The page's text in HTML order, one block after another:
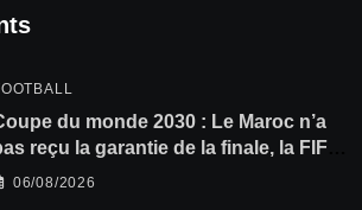
du monde 2030 : Le Maroc n’a
reçu la garantie de la finale, la FIFA
06/08/2026